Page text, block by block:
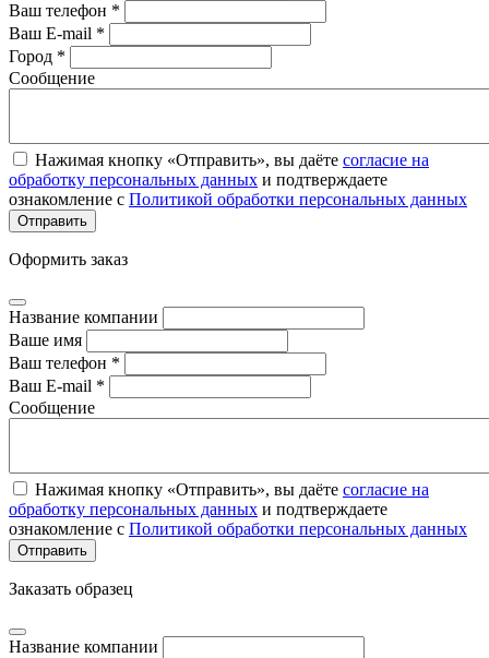
Ваш телефон *
Ваш E-mail *
Город *
Сообщение
Нажимая кнопку «Отправить», вы даёте согласие на
обработку персональных данных и подтверждаете
ознакомление с Политикой обработки персональных данных
Оформить заказ
Название компании
Ваше имя
Ваш телефон *
Ваш E-mail *
Сообщение
Нажимая кнопку «Отправить», вы даёте согласие на
обработку персональных данных и подтверждаете
ознакомление с Политикой обработки персональных данных
Заказать образец
Название компании